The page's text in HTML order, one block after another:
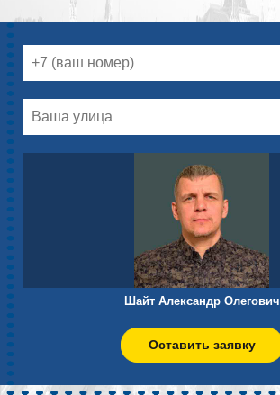
Шайт Александр Олегович
Оставить заявку